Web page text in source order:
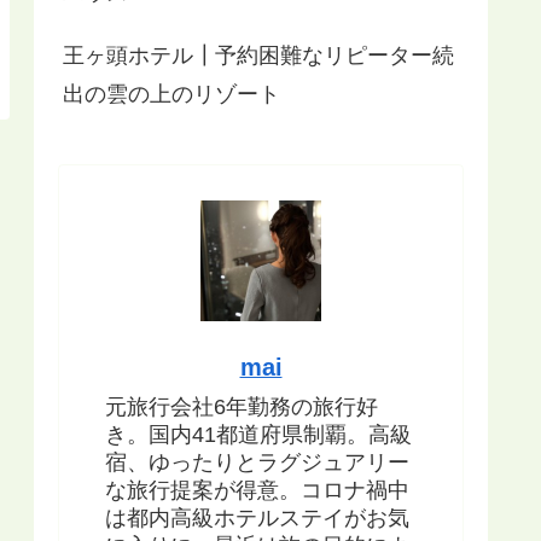
王ヶ頭ホテル┃予約困難なリピーター続
出の雲の上のリゾート
mai
元旅行会社6年勤務の旅行好
き。国内41都道府県制覇。高級
宿、ゆったりとラグジュアリー
な旅行提案が得意。コロナ禍中
は都内高級ホテルステイがお気